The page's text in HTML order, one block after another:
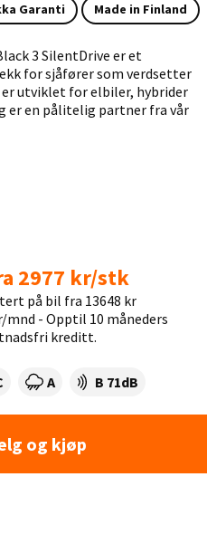
Garanti Made in Finland
3 SilentDrive er et
for sjåfører som verdsetter
utviklet for elbiler, hybrider
er en pålitelig partner fra vår
2977 kr/stk
på bil fra 13648 kr
mnd - Opptil 10 måneders
kreditt.
Våtgrep:
A Dekkstøy (dB):
B 71dB
og kjøp